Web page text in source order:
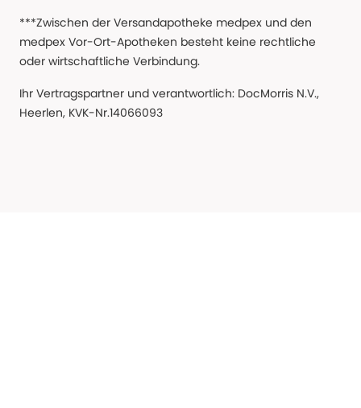
***Zwischen der Versandapotheke medpex und den
medpex Vor-Ort-Apotheken besteht keine rechtliche
oder wirtschaftliche Verbindung.
Ihr Vertragspartner und verantwortlich: DocMorris N.V.,
Heerlen, KVK-Nr.14066093